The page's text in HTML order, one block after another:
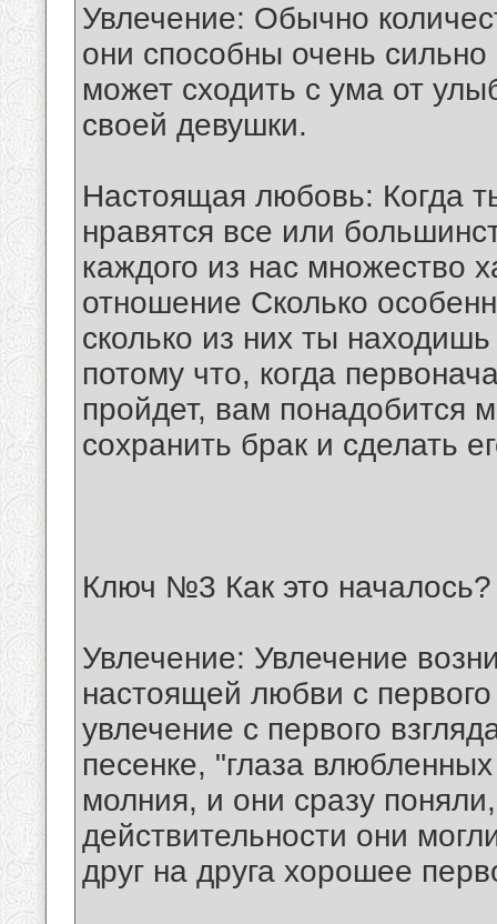
Увлечение: Обычно
они способны очень
может сходить с ума от
своей девушки.
Настоящая любовь: Когда
нравятся все или
каждого из нас множество
отношение Сколько
сколько из них ты
потому что, когда
пройдет, вам понадобится
сохранить брак и сделать
Ключ №3 Как это началось?
Увлечение: Увлечение
настоящей любви с
увлечение с первого
песенке, "глаза
молния, и они сразу
действительности они
друг на друга хорошее